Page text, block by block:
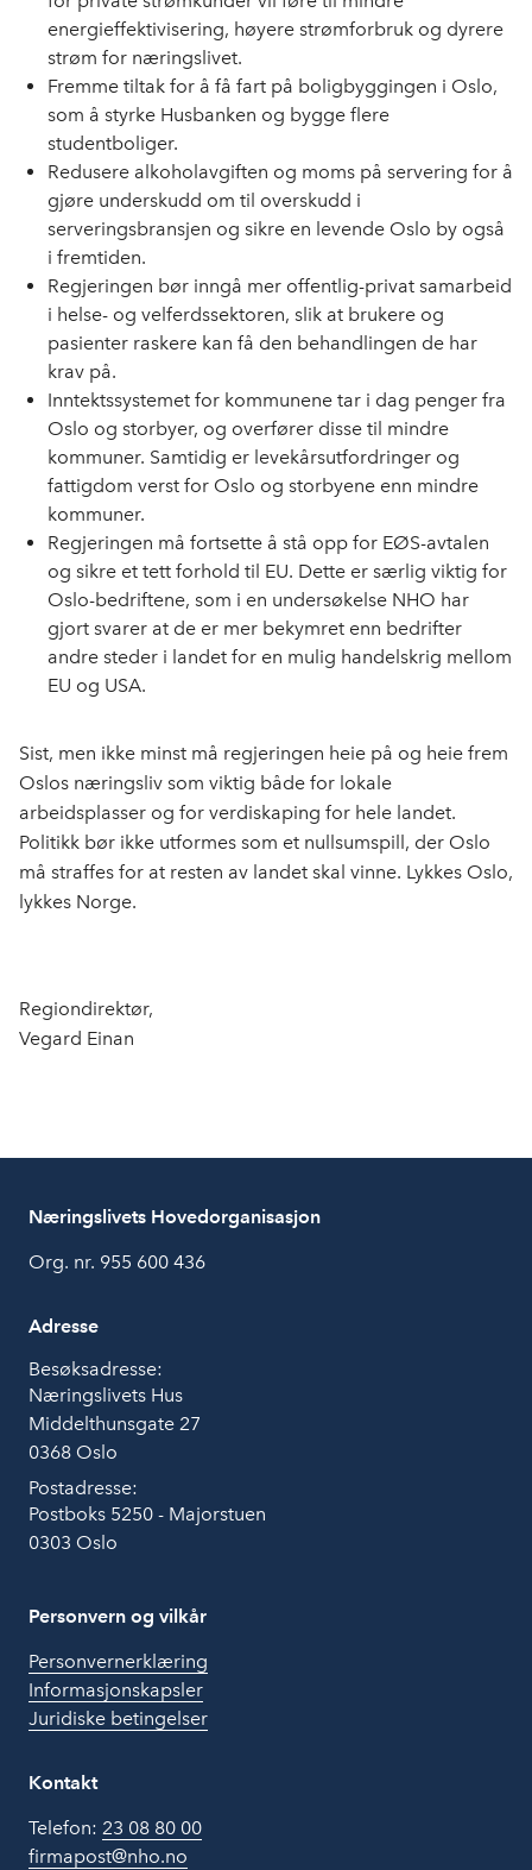
energieffektivisering, høyere strømforbruk og dyrere
strøm for næringslivet.
Fremme tiltak for å få fart på boligbyggingen i Oslo,
som å styrke Husbanken og bygge flere
studentboliger.
Redusere alkoholavgiften og moms på servering for å
gjøre underskudd om til overskudd i
serveringsbransjen og sikre en levende Oslo by også
i fremtiden.
Regjeringen bør inngå mer offentlig-privat samarbeid
i helse- og velferdssektoren, slik at brukere og
pasienter raskere kan få den behandlingen de har
krav på.
Inntektssystemet for kommunene tar i dag penger fra
Oslo og storbyer, og overfører disse til mindre
kommuner. Samtidig er levekårsutfordringer og
fattigdom verst for Oslo og storbyene enn mindre
kommuner.
Regjeringen må fortsette å stå opp for EØS-avtalen
og sikre et tett forhold til EU. Dette er særlig viktig for
Oslo-bedriftene, som i en undersøkelse NHO har
gjort svarer at de er mer bekymret enn bedrifter
andre steder i landet for en mulig handelskrig mellom
EU og USA.
Sist, men ikke minst må regjeringen heie på og heie frem
Oslos næringsliv som viktig både for lokale
arbeidsplasser og for verdiskaping for hele landet.
Politikk bør ikke utformes som et nullsumspill, der Oslo
må straffes for at resten av landet skal vinne. Lykkes Oslo,
lykkes Norge.
Regiondirektør,
Vegard Einan
Næringslivets Hovedorganisasjon
Org. nr. 955 600 436
Adresse
Besøksadresse:
Næringslivets Hus
Middelthunsgate 27
0368 Oslo
Postadresse:
Postboks 5250 - Majorstuen
0303 Oslo
Personvern og vilkår
Personvernerklæring
Informasjonskapsler
Juridiske betingelser
Kontakt
Telefon: 23 08 80 00
firmapost@nho.no